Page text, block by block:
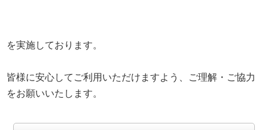
を実施しております。
皆様に安心してご利用いただけますよう、ご理解・ご協力
をお願いいたします。